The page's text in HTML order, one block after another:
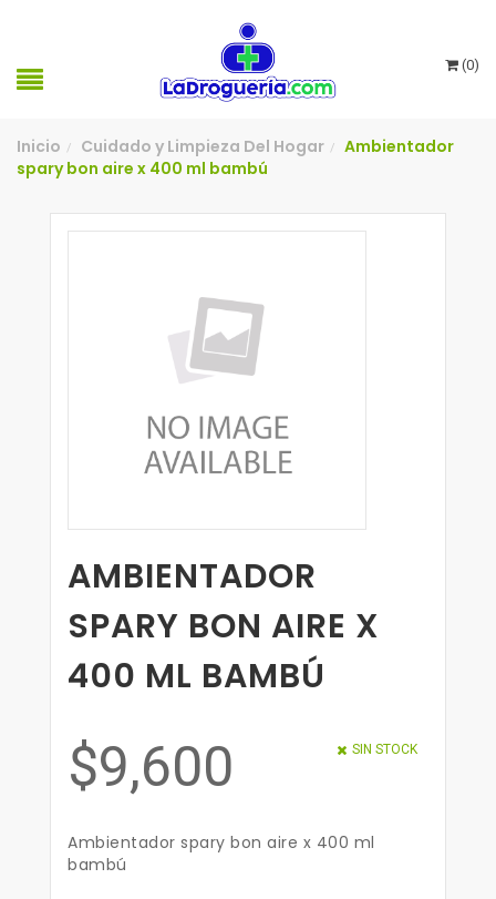
(0)
Inicio / Cuidado y Limpieza Del Hogar /
Ambientador
spary bon aire x 400 ml bambú
AMBIENTADOR
SPARY BON AIRE X
400 ML BAMBÚ
$9,600 SIN STOCK
Ambientador spary bon aire x 400 ml
bambú